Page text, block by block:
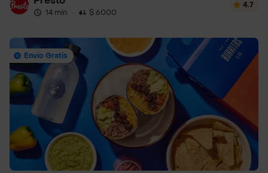
14 min · $ 6000
4.7
Envío Gratis